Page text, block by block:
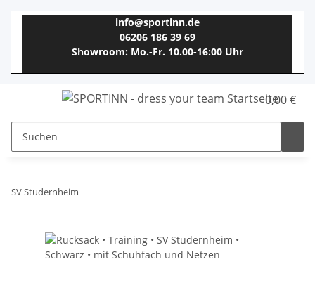
info@sportinn.de
06206 186 39 69
Showroom: Mo.-Fr. 10.00-16:00 Uhr
0,00 €
SV Studernheim